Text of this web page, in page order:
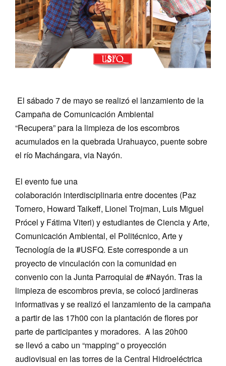
El sábado 7 de mayo se realizó el lanzamiento de la
Campañade Comunicación Ambiental
“Recupera”para la limpieza de los escombros
acumuladosen la quebrada Urahuayco, puente sobre
el río Machángara, via Nayón.
El evento fue una
colaboración interdisciplinariaentredocentes (Paz
Tornero, Howard Taikeff, Lionel Trojman, Luis Miguel
Prócel y Fátima Viteri) yestudiantes de Ciencia y Arte,
Comunicación Ambiental, el Politécnico, Arte y
Tecnologíade la #USFQ. Este corresponde a un
proyecto de vinculación con la comunidad en
convenio con laJunta Parroquial de #Nayón. Tras la
limpieza de escombros previa, se colocó jardineras
informativas y se realizó el lanzamiento de la campaña
a partir de las 17h00 con la plantación de flores por
parte de participantes y moradores. A las 20h00
se llevó a cabo un “mapping”o proyección
audiovisual en las torres de la Central Hidroeléctrica